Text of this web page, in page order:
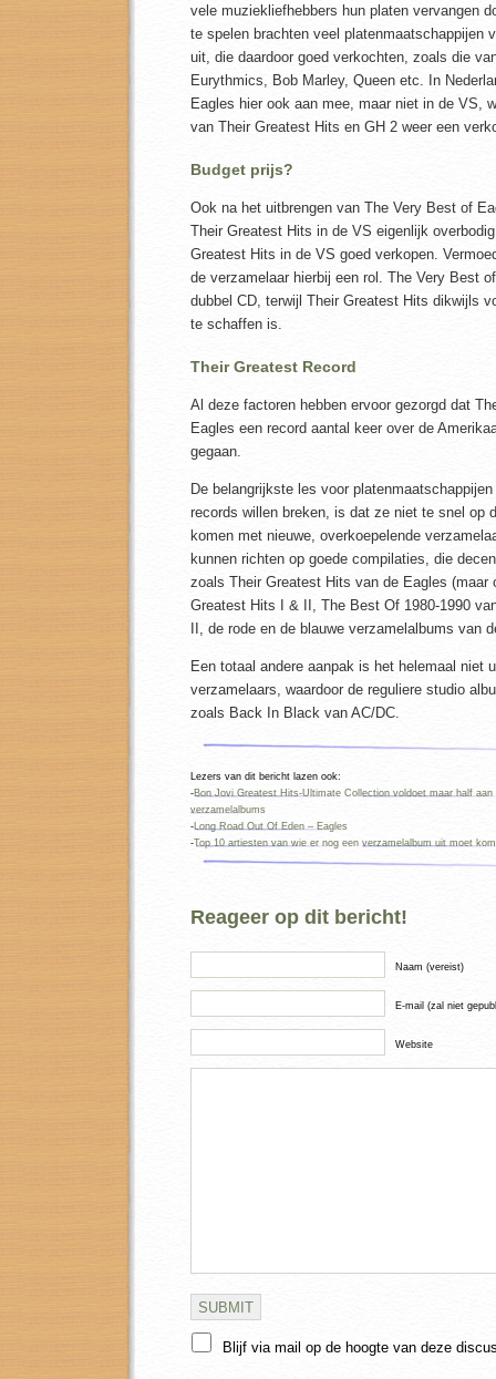
vele muziekliefhebbers hun platen vervangen
te spelen brachten veel platenmaatschappijen
uit, die daardoor goed verkochten, zoals die
Eurythmics, Bob Marley, Queen etc. In
Eagles hier ook aan mee, maar niet in de VS,
van Their Greatest Hits en GH 2 weer een
Budget prijs?
Ook na het uitbrengen van The Very Best of
Their Greatest Hits in de VS eigenlijk
Greatest Hits in de VS goed verkopen.
de verzamelaar hierbij een rol. The Very Best
dubbel CD, terwijl Their Greatest Hits dikwijls
te schaffen is.
Their Greatest Record
Al deze factoren hebben ervoor gezorgd dat
Eagles een record aantal keer over de
gegaan.
De belangrijkste les voor
records willen breken, is dat ze niet te snel op
komen met nieuwe, overkoepelende
kunnen richten op goede compilaties, die
zoals Their Greatest Hits van de Eagles (maar
Greatest Hits I & II, The Best Of 1980-1990
II, de rode en de blauwe verzamelalbums van
Een totaal andere aanpak is het helemaal niet
verzamelaars, waardoor de reguliere studio
zoals Back In Black van AC/DC.
Lezers van dit bericht lazen ook:
-Bon Jovi Greatest Hits-Ultimate Collection voldoet maar half aan
verzamelalbums
-Long Road Out Of Eden – Eagles
-Top 10 artiesten van wie er nog een verzamelalbum uit moet
Reageer op dit bericht!
Naam (vereist)
E-mail (zal niet
Website
Blijf via mail op de hoogte van deze